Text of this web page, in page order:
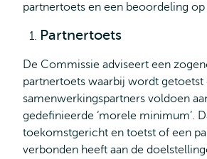
partnertoets en een beoordeling
Partnertoets
De Commissie adviseert een
partnertoets waarbij wordt getoetst
samenwerkingspartners voldoen
gedefinieerde ‘morele minimum’.
toekomstgericht en toetst of een
verbonden heeft aan de